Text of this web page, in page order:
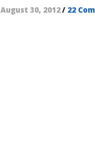
August 30, 2012/ 22